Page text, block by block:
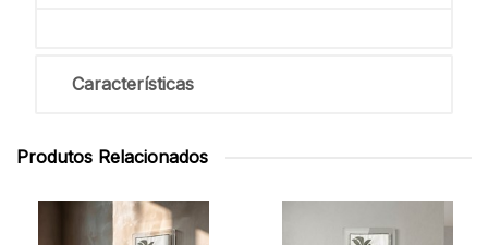
Características
Produtos Relacionados